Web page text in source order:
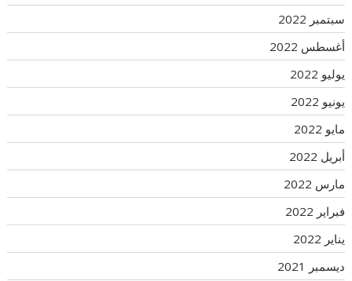
سبتمبر 2022
أغسطس 2022
يوليو 2022
يونيو 2022
مايو 2022
أبريل 2022
مارس 2022
فبراير 2022
يناير 2022
ديسمبر 2021